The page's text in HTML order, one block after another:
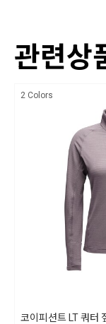
CiCLO 100% 리
지퍼형 핸드 포켓
길이(등 중심 기준
상세설명참조
치수
제조자,수입품의 경우
블랙다이아몬드/ 수입자
세탁방법 및 취급시 주
그늘에서 말려주십시오
관련상
2 Colors
코이피션트 LT 쿼터